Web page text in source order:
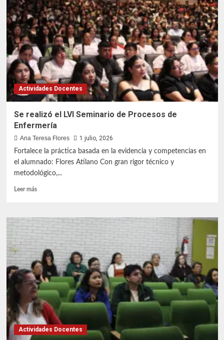
de
la
FESI
suma
medalla
de
1er.
lugar
Actividades Docentes
Se realizó el LVI Seminario de Procesos de
Enfermería
Ana Teresa Flores
1 julio, 2026
Fortalece la práctica basada en la evidencia y competencias en
el alumnado: Flores Atilano Con gran rigor técnico y
metodológico,...
Leer másLeer
Se
realizó
Seminario
de
Procesos
de
Enfermería
Actividades Docentes